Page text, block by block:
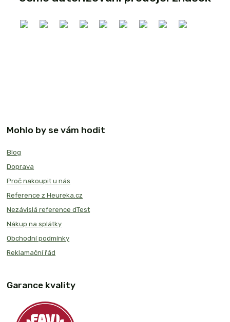
Mohlo by se vám hodit
Blog
Doprava
Proč nakoupit u nás
Reference z Heureka.cz
Nezávislá reference dTest
Nákup na splátky
Obchodní podmínky
Reklamační řád
Garance kvality